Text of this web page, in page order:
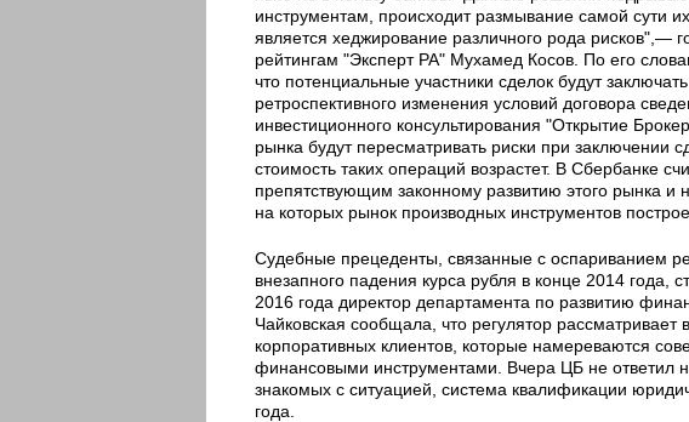
инструментам, происходит размывание самой сути
является хеджирование различного рода рисков",—
рейтингам "Эксперт РА" Мухамед Косов. По его
что потенциальные участники сделок будут
ретроспективного изменения условий договора
инвестиционного консультирования "Открытие
рынка будут пересматривать риски при заключении
стоимость таких операций возрастет. В Сбербанке
препятствующим законному развитию этого рынка
на которых рынок производных инструментов
Судебные прецеденты, связанные с оспариванием
внезапного падения курса рубля в конце 2014 года,
2016 года директор департамента по развитию
Чайковская сообщала, что регулятор
корпоративных клиентов, которые намереваются
финансовыми инструментами. Вчера ЦБ не ответил
знакомых с ситуацией, система квалификации
года.